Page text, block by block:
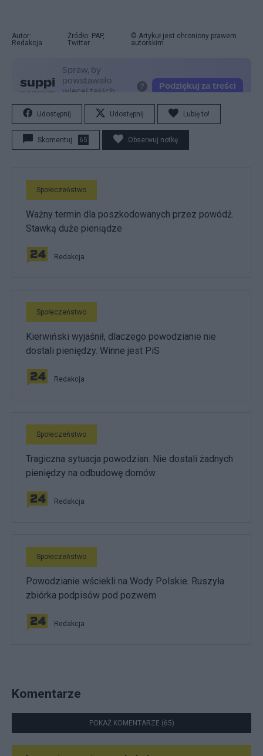
Autor:
Redakcja
Źródło: PAP,
Twitter
© Artykuł jest chroniony prawem
autorskim.
Udostępnij Udostępnij Lubię to!
Skomentuj 65 Obserwuj notkę
Społeczeństwo
Ważny termin dla poszkodowanych przez powódź.
Stawką duże pieniądze
Redakcja
Społeczeństwo
Kierwiński wyjaśnił, dlaczego powodzianie nie
dostali pieniędzy. Winne jest PiS
Redakcja
Społeczeństwo
Tragiczna sytuacja powodzian. Nie dostali żadnych
pieniędzy na odbudowę domów
Redakcja
Społeczeństwo
Powodzianie wściekli na Wody Polskie. Ruszyła
zbiórka podpisów pod pozwem
Redakcja
Komentarze
POKAŻ KOMENTARZE (65)